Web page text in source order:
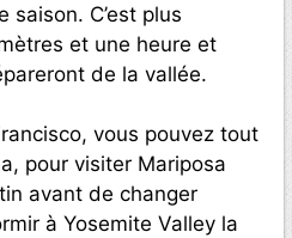
saison. C’est plus
et une heure et
de la vallée.
vous pouvez tout
pour visiter Mariposa
avant de changer
à Yosemite Valley la